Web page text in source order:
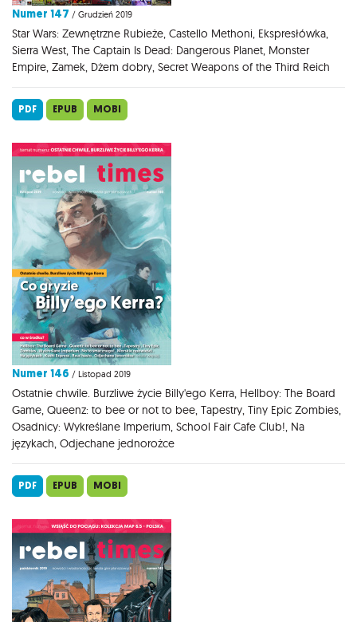
Numer 147 / Grudzień 2019
Star Wars: Zewnętrzne Rubieże, Castello Methoni, Ekspresłówka,
Sierra West, The Captain Is Dead: Dangerous Planet, Monster
Empire, Zamek, Dżem dobry, Secret Weapons of the Third Reich
PDF EPUB MOBI
Numer 146 / Listopad 2019
Ostatnie chwile. Burzliwe życie Billy'ego Kerra, Hellboy: The Board
Game, Queenz: to bee or not to bee, Tapestry, Tiny Epic Zombies,
Osadnicy: Wykreślane Imperium, School Fair Cafe Club!, Na
językach, Odjechane jednorożce
PDF EPUB MOBI